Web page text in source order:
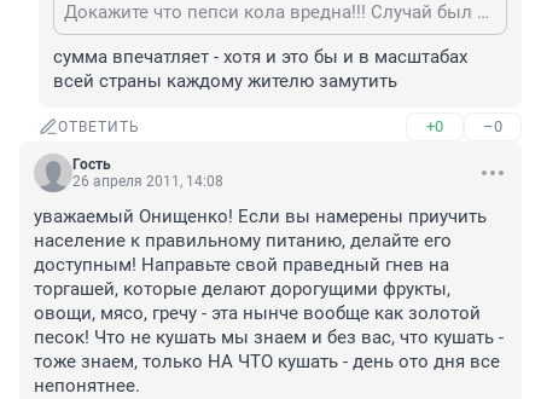
Докажите что пепси кола вредна!!! Случай был по тв показывали. Женщина пила 2 года пила очень часто напиток конкурентов и получила язву или гастрит вот ссылка http://www.badshops.ru/news/news46.shtml
сумма впечатляет - хотя и это бы и в масштабах
всей страны каждому жителю замутить
ОТВЕТИТЬ +0 –0
Гость
26 апреля 2011, 14:08
уважаемый Онищенко! Если вы намерены приучить
население к правильному питанию, делайте его
доступным! Направьте свой праведный гнев на
торгашей, которые делают дорогущими фрукты,
овощи, мясо, гречу - эта нынче вообще как золотой
песок! Что не кушать мы знаем и без вас, что кушать -
тоже знаем, только НА ЧТО кушать - день ото дня все
непонятнее.